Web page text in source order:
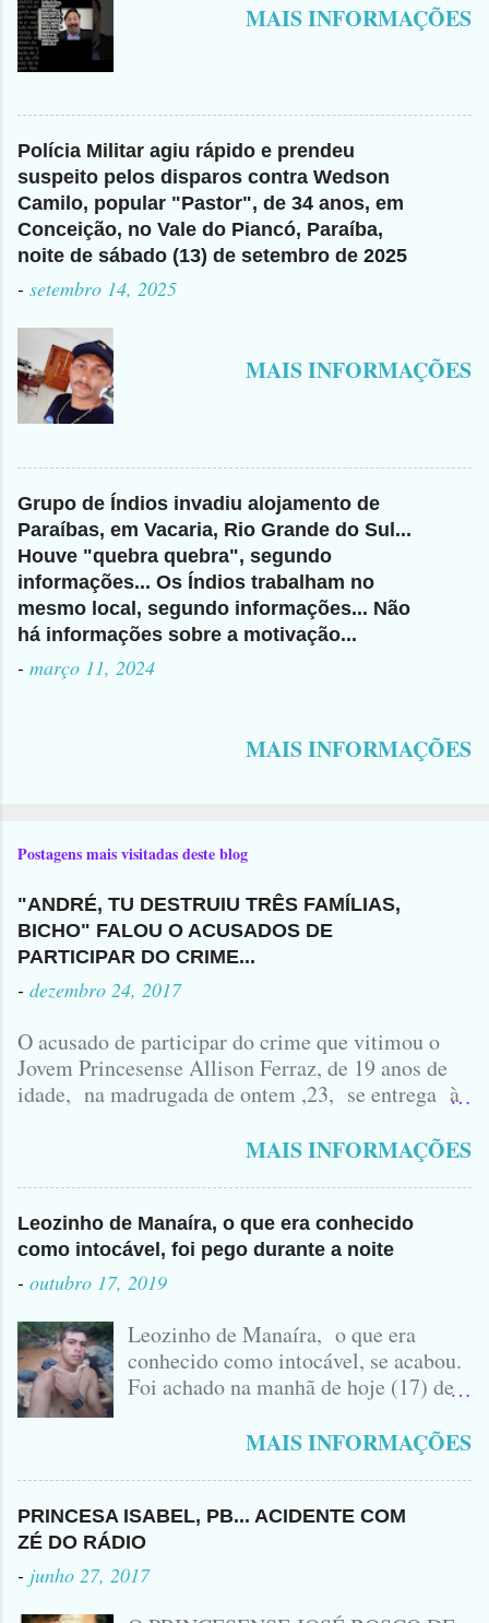
MAIS INFORMAÇÕES
Polícia Militar agiu rápido e prendeu
suspeito pelos disparos contra Wedson
Camilo, popular "Pastor", de 34 anos, em
Conceição, no Vale do Piancó, Paraíba,
noite de sábado (13) de setembro de 2025
- setembro 14, 2025
MAIS INFORMAÇÕES
Grupo de Índios invadiu alojamento de
Paraíbas, em Vacaria, Rio Grande do Sul...
Houve "quebra quebra", segundo
informações... Os Índios trabalham no
mesmo local, segundo informações... Não
há informações sobre a motivação...
- março 11, 2024
MAIS INFORMAÇÕES
Postagens mais visitadas deste blog
"ANDRÉ, TU DESTRUIU TRÊS FAMÍLIAS,
BICHO" FALOU O ACUSADOS DE
PARTICIPAR DO CRIME...
- dezembro 24, 2017
O acusado de participar do crime que vitimou o
Jovem Princesense Allison Ferraz, de 19 anos de
idade, na madrugada de ontem ,23, se entrega à
vulgo ( CORRÓ ) falou como tudo aconteceu ...
MAIS INFORMAÇÕES
Leozinho de Manaíra, o que era conhecido
como intocável, foi pego durante a noite
- outubro 17, 2019
Leozinho de Manaíra, o que era
conhecido como intocável, se acabou.
Foi achado na manhã de hoje (17) de
no Sertão da Paraíba, o Lendário
Leozinho . Segundo informações , o
Criminoso Leonardo, 22 anos, foi
atingido com disparo de calibre 12. O
Procurado pela Justiça havia matado
a Namorada dele, Fabrícia Nogueira ,
MAIS INFORMAÇÕES
PRINCESA ISABEL, PB... ACIDENTE COM
ZÉ DO RÁDIO
- junho 27, 2017